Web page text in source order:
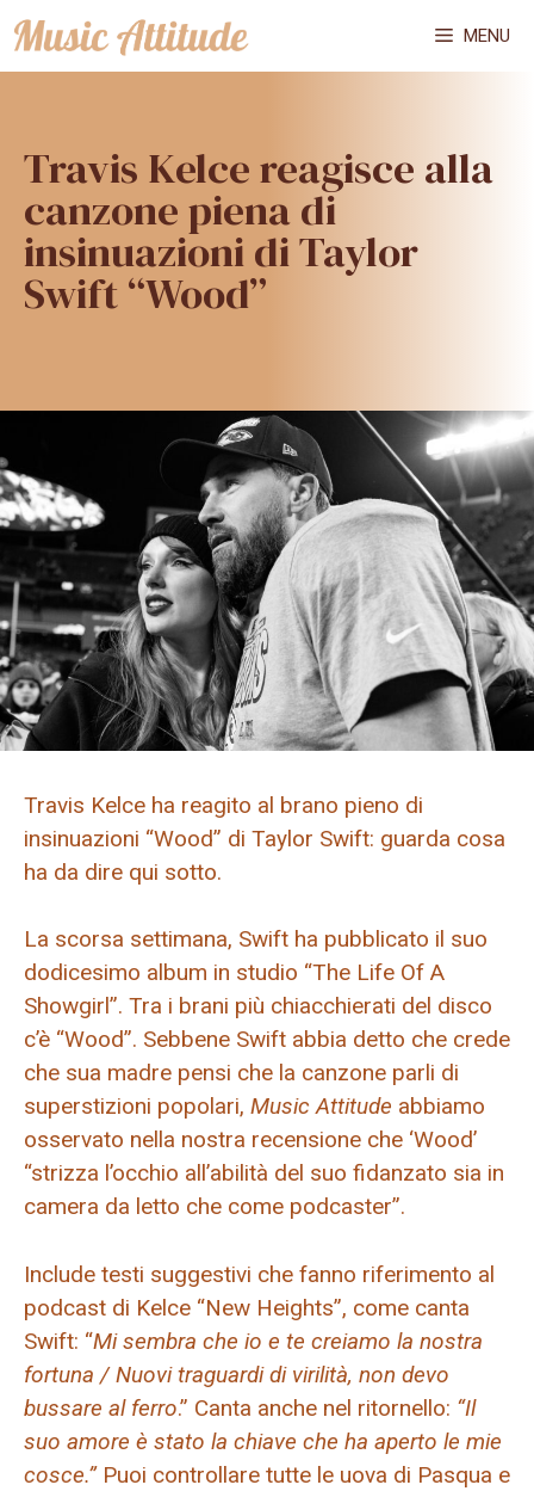
Vai
al
MENU
Travis Kelce reagisce alla
canzone piena di
insinuazioni di Taylor
Swift “Wood”
Travis Kelce ha reagito al brano pieno di
insinuazioni “Wood” di Taylor Swift: guarda cosa
ha da dire qui sotto.
La scorsa settimana, Swift ha pubblicato il suo
dodicesimo album in studio “The Life Of A
Showgirl”. Tra i brani più chiacchierati del disco
c’è “Wood”. Sebbene Swift abbia detto che crede
che sua madre pensi che la canzone parli di
superstizioni popolari, Music Attitude abbiamo
osservato nella nostra recensione che ‘Wood’
“strizza l’occhio all’abilità del suo fidanzato sia in
camera da letto che come podcaster”.
Include testi suggestivi che fanno riferimento al
podcast di Kelce “New Heights”, come canta
Swift: “Mi sembra che io e te creiamo la nostra
fortuna / Nuovi traguardi di virilità, non devo
bussare al ferro.” Canta anche nel ritornello: “Il
suo amore è stato la chiave che ha aperto le mie
cosce.” Puoi controllare tutte le uova di Pasqua e